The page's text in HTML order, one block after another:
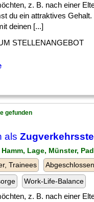
z. B. nach einer
du ein attraktives
deinen [...]
STELLENANGEBOT
gefunden
als
Lage, Münster,
Trainees
Work-Life-Balance
z. B. nach einer